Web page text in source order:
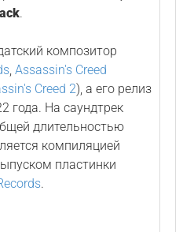
.
композитор
, Assassin's Creed
Creed 2), а его релиз
года. На саундтрек
длительностью
компиляцией
пластинки
.